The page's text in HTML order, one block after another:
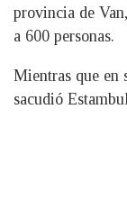
provincia de
a 600 personas.
Mientras que en
sacudió